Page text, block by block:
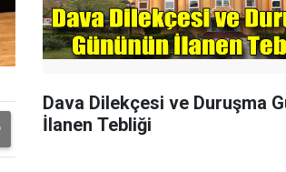
Dava Dilekçesi ve Duruşma
İlanen Tebliği